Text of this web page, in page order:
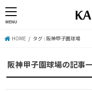
MENU
HOME タグ : 阪神甲子園球場
阪神甲子園球場の記事